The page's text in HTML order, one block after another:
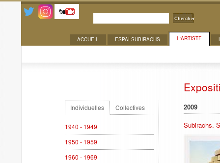
Chercher
L'ARTISTE
ESPAI SUBIRACHS
ACCUEIL
Individuelles Collectives
1940 - 1949
1950 - 1959
1960 - 1969
2009
Subirachs.